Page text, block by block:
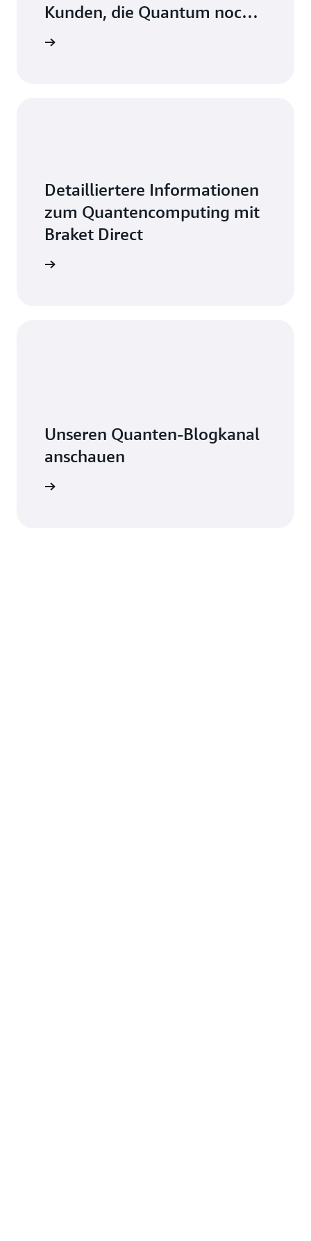
Kunden, die Quantum noch
nicht kennen.
Detailliertere Informationen
zum Quantencomputing mit
Braket Direct
Unseren Quanten-Blogkanal
anschauen